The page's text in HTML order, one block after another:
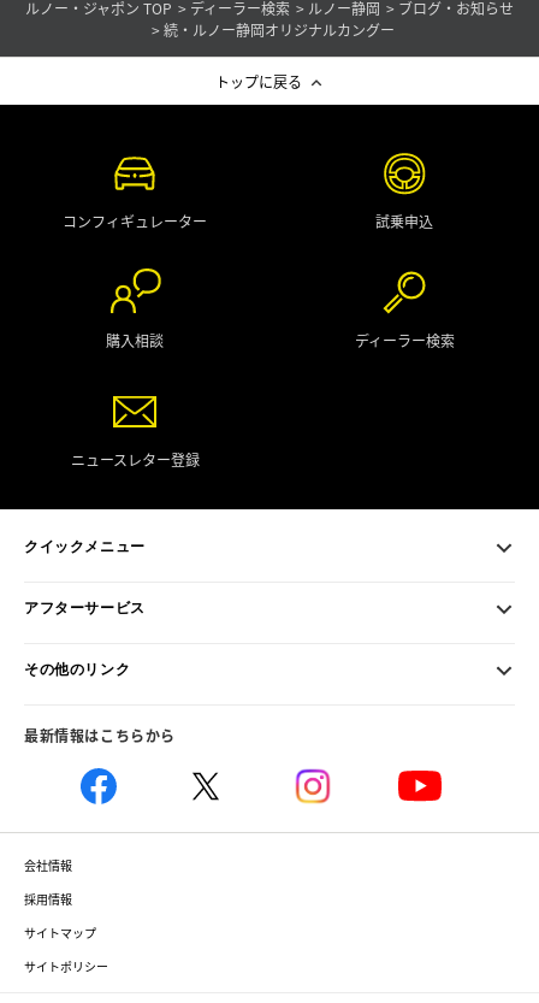
ルノー・ジャポン TOP ディーラー検索 ルノー静岡
ブログ・お知らせ
続・ルノー静岡オリジナルカングー
トップに戻る
コンフィギュレーター 試乗申込
購入相談 ディーラー検索
ニュースレター登録
クイックメニュー
アフターサービス
その他のリンク
最新情報はこちらから
会社情報
採用情報
サイトマップ
サイトポリシー